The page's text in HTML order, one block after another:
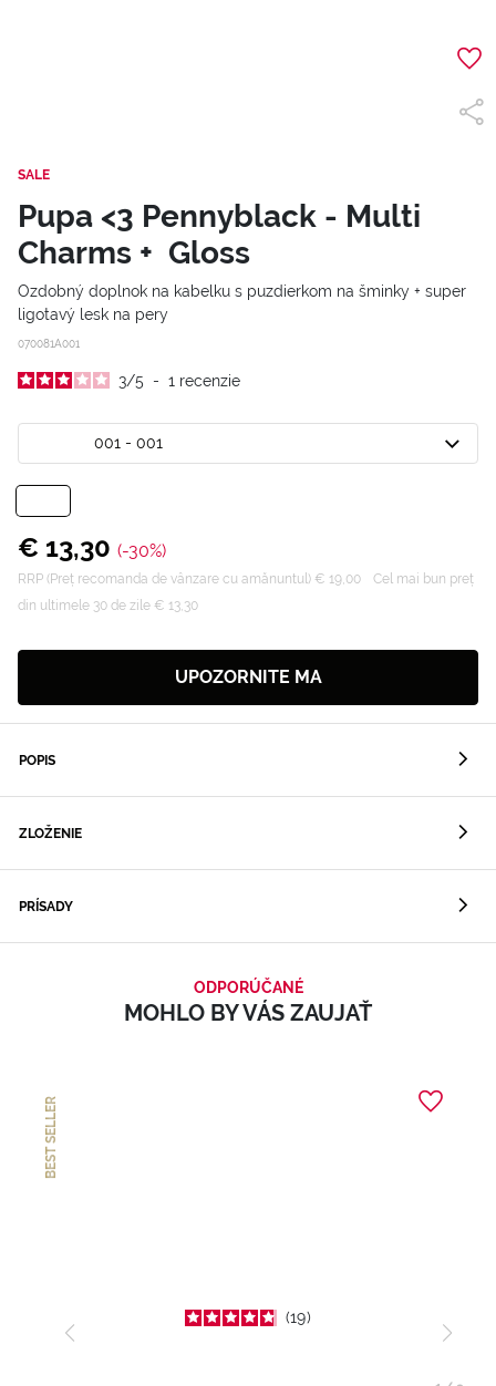
SALE
Pupa <3 Pennyblack - Multi
Charms + Gloss
Ozdobný doplnok na kabelku s puzdierkom na šminky + super
ligotavý lesk na pery
070081A001
3/5 - 1 recenzie
001 - 001
€ 13,30 (-30%)
RRP (Preț recomanda de vânzare cu amănuntul) € 19,00
Cel mai bun preț
din ultimele 30 de zile € 13,30
UPOZORNITE MA
POPIS
ZLOŽENIE
PRÍSADY
ODPORÚČANÉ
MOHLO BY VÁS ZAUJAŤ
BEST SELLER
19